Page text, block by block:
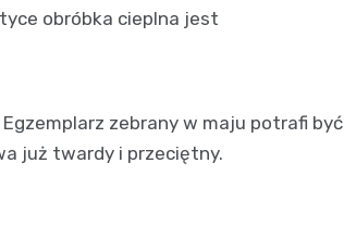
obróbka cieplna jest
zebrany w maju potrafi być
już twardy i przeciętny.